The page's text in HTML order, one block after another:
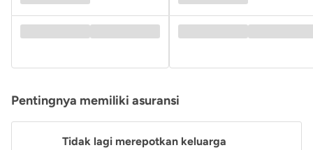
Pentingnya memiliki asuransi
Tidak lagi merepotkan keluarga